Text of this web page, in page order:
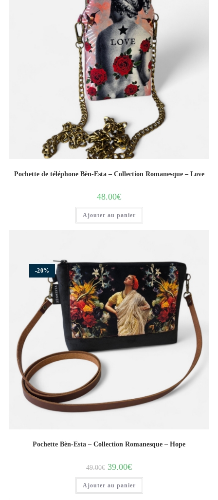
Pochette de téléphone Bèn-Esta – Collection Romanesque – Love
48.00€
Ajouter au panier
-20%
Pochette Bèn-Esta – Collection Romanesque – Hope
49.00€ 39.00€
Ajouter au panier